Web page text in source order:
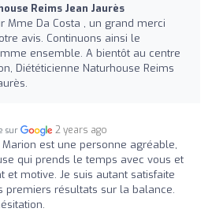
Reims Jean Jaurès
Mme Da Costa , un grand merci
avis. Continuons ainsi le
ensemble. A bientôt au centre
Diététicienne Naturhouse Reims
sur 2 years ago
Marion est une personne agréable,
qui prends le temps avec vous et
et motive. Je suis autant satisfaite
premiers résultats sur la balance.